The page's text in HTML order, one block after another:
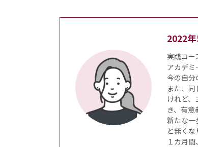
2022
実践コー
アカデミ
今の自分
また、
けれど
き、有意
新たな一
と無くな
１カ月